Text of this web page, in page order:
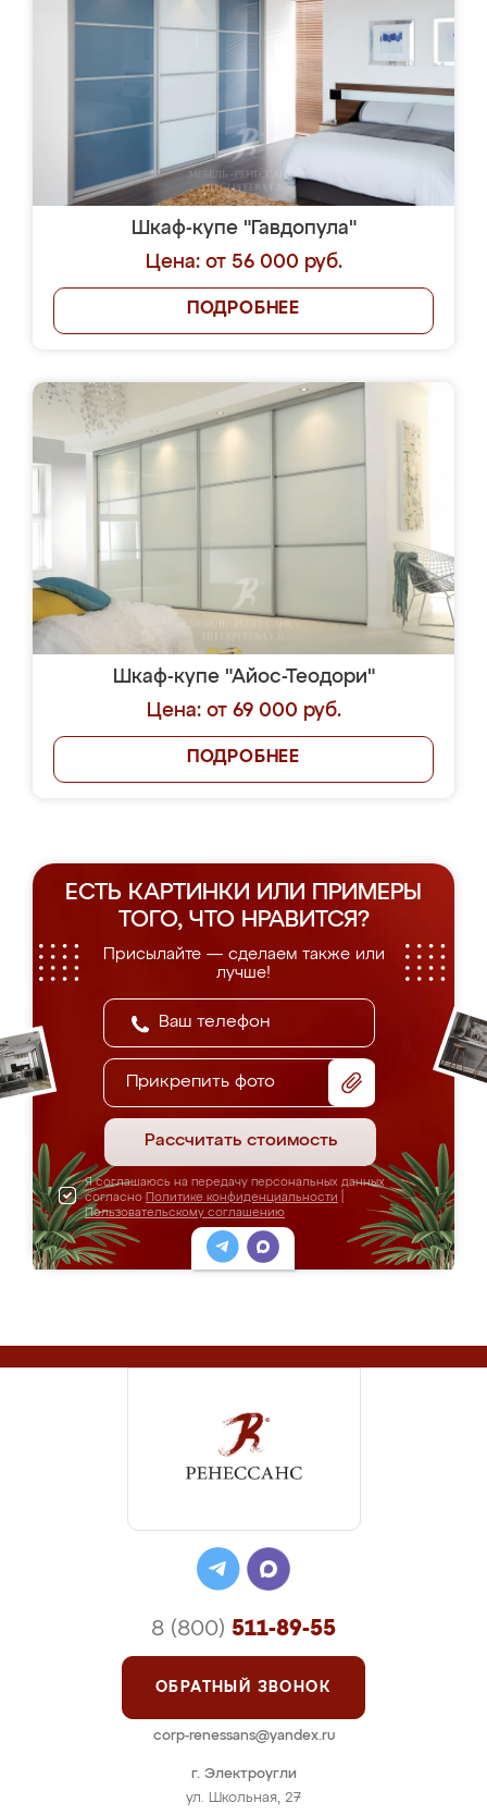
Шкаф-купе "Гавдопула"
Цена: от 56 000 руб.
ПОДРОБНЕЕ
Шкаф-купе "Айос-Теодори"
Цена: от 69 000 руб.
ПОДРОБНЕЕ
ЕСТЬ КАРТИНКИ ИЛИ ПРИМЕРЫ
ТОГО, ЧТО НРАВИТСЯ?
Присылайте — сделаем также или
лучше!
Прикрепить фото
Рассчитать стоимость
Я соглашаюсь на передачу персональных данных
согласно Политике конфиденциальности
Пользовательскому соглашению
г. Электроугли
ул. Школьная, 27
8 (800) 511-89-55
ОБРАТНЫЙ ЗВОНОК
corp-renessans@yandex.ru